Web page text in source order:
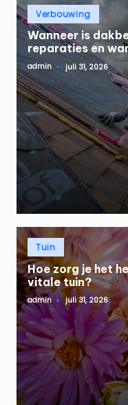
Geplaatst
in
Verbouwing
Wanneer is
reparaties en
Geplaatst
door
admin juli 31, 2026
Geplaatst
inTuin
Hoe zorg je het
vitale tuin?
Geplaatst
door
admin juli 31, 2026